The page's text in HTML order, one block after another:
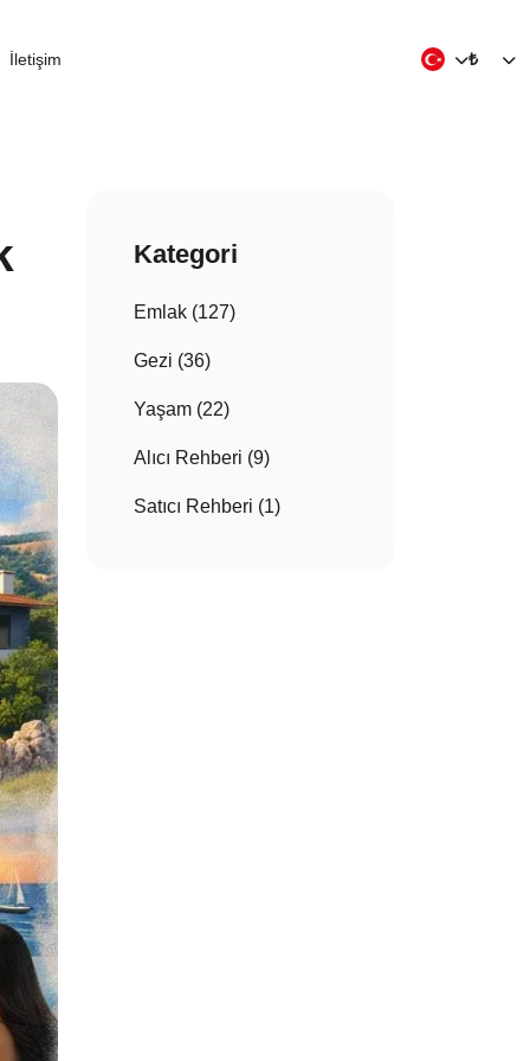
İletişim ₺
Kategori
Emlak (127)
Gezi (36)
Yaşam (22)
Alıcı Rehberi (9)
Satıcı Rehberi (1)